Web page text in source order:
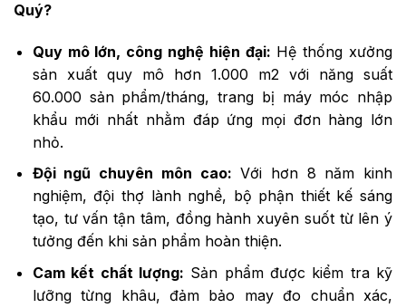
Quý?
Quy mô lớn, công nghệ hiện đại: Hệ thống xưởng
sản xuất quy mô hơn 1.000 m2 với năng suất
60.000 sản phẩm/tháng, trang bị máy móc nhập
khẩu mới nhất nhằm đáp ứng mọi đơn hàng lớn
nhỏ.
Đội ngũ chuyên môn cao: Với hơn 8 năm kinh
nghiệm, đội thợ lành nghề, bộ phận thiết kế sáng
tạo, tư vấn tận tâm, đồng hành xuyên suốt từ lên ý
tưởng đến khi sản phẩm hoàn thiện.
Cam kết chất lượng: Sản phẩm được kiểm tra kỹ
lưỡng từng khâu, đảm bảo may đo chuẩn xác,